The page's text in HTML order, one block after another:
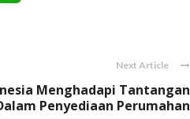
Next Article
Menghadapi Tantangan
Penyediaan Perumahan